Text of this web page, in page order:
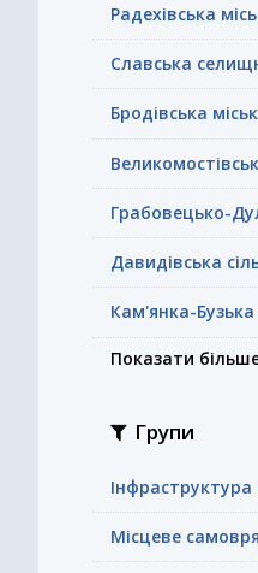
Радехівська
Славська
Бродівська
Грабовецько-
Давидівська
Кам'янка-Бузька
Показати
Групи
Інфраструктура
Місцеве